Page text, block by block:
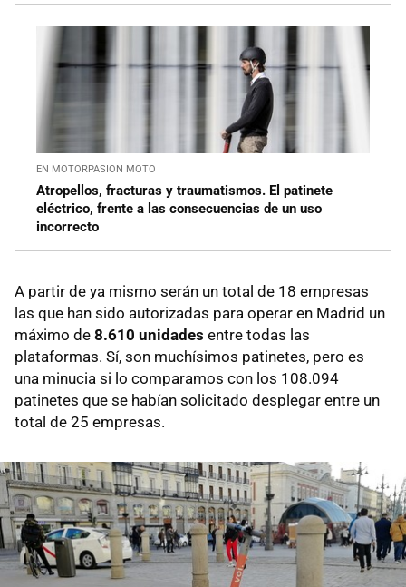
EN MOTORPASION MOTO
Atropellos, fracturas y traumatismos. El patinete
eléctrico, frente a las consecuencias de un uso
incorrecto
A partir de ya mismo serán un total de 18 empresas
las que han sido autorizadas para operar en Madrid un
máximo de 8.610 unidades entre todas las
plataformas. Sí, son muchísimos patinetes, pero es
una minucia si lo comparamos con los 108.094
patinetes que se habían solicitado desplegar entre un
total de 25 empresas.